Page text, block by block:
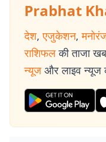
Prabhat
देश, एजुकेशन,
राशिफल की ताजा
न्यूज और लाइव न्यूज